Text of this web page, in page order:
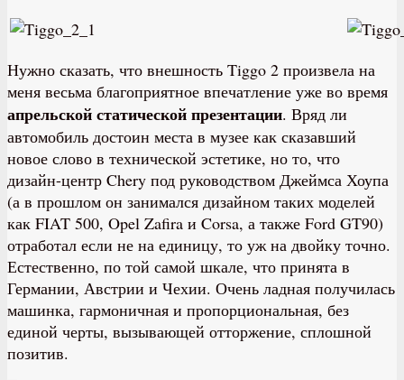
Нужно сказать, что внешность Tiggo 2 произвела на
меня весьма благоприятное впечатление уже во время
апрельской статической презентации. Вряд ли
автомобиль достоин места в музее как сказавший
новое слово в технической эстетике, но то, что
дизайн-центр Chery под руководством Джеймса Хоупа
(а в прошлом он занимался дизайном таких моделей
как FIAT 500, Opel Zafira и Corsa, а также Ford GT90)
отработал если не на единицу, то уж на двойку точно.
Естественно, по той самой шкале, что принята в
Германии, Австрии и Чехии. Очень ладная получилась
машинка, гармоничная и пропорциональная, без
единой черты, вызывающей отторжение, сплошной
позитив.